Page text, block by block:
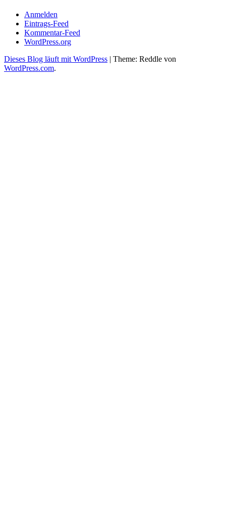
Anmelden
Eintrags-Feed
Kommentar-Feed
WordPress.org
Dieses Blog läuft mit WordPress | Theme: Reddle von
WordPress.com.